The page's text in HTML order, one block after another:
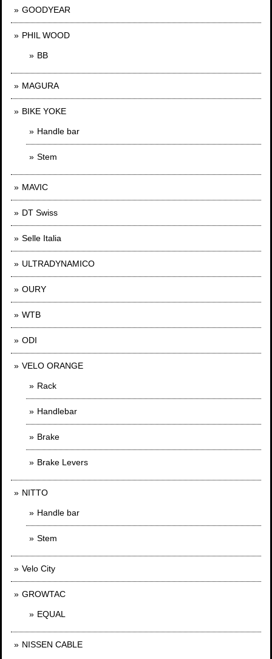
GOODYEAR
PHIL WOOD
BB
MAGURA
BIKE YOKE
Handle bar
Stem
MAVIC
DT Swiss
Selle Italia
ULTRADYNAMICO
OURY
WTB
ODI
VELO ORANGE
Rack
Handlebar
Brake
Brake Levers
NITTO
Handle bar
Stem
Velo City
GROWTAC
EQUAL
NISSEN CABLE